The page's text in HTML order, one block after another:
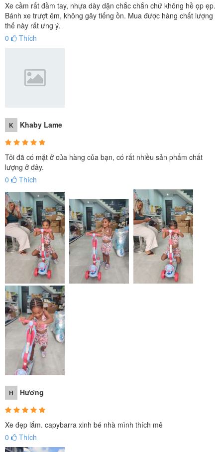
Xe cầm rất đầm tay, nhựa dày dặn chắc chắn chứ không hề ọp ẹp.
Bánh xe trượt êm, không gây tiếng ồn. Mua được hàng chất lượng
thế này rất ưng ý.
0
Thích
K Khaby Lame
Tôi đã có mặt ở của hàng của bạn, có rất nhiều sản phẩm chất
lượng ở đây.
0
Thích
H Hương
Xe đẹp lắm. capybarra xinh bé nhà mình thích mê
0
Thích